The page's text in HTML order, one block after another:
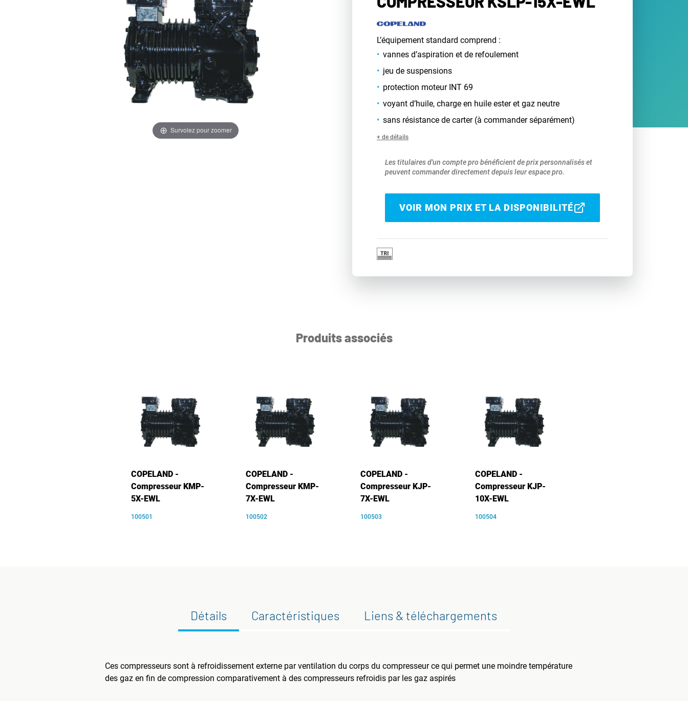
Survolez pour zoomer
L’équipement standard comprend :
vannes d’aspiration et de refoulement
jeu de suspensions
protection moteur INT 69
voyant d’huile, charge en huile ester et gaz neutre
sans résistance de carter (à commander séparément)
+ de détails
Les titulaires d'un compte pro bénéficient de prix personnalisés et
peuvent commander directement depuis leur espace pro.
VOIR MON PRIX ET LA DISPONIBILITÉ
Produits associés
COPELAND -
Compresseur KMP-
5X-EWL
100501
COPELAND -
Compresseur KMP-
7X-EWL
100502
COPELAND -
Compresseur KJP-
7X-EWL
100503
COPELAND -
Compresseur KJP-
10X-EWL
100504
Détails Caractéristiques Liens & téléchargements
Ces compresseurs sont à refroidissement externe par ventilation du corps du compresseur ce qui permet une moindre température
des gaz en fin de compression comparativement à des compresseurs refroidis par les gaz aspirés